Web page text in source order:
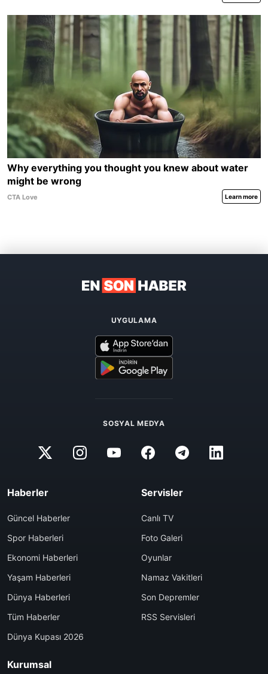
UYGULAMA
SOSYAL MEDYA
Haberler
Güncel Haberler
Spor Haberleri
Ekonomi Haberleri
Yaşam Haberleri
Dünya Haberleri
Tüm Haberler
Dünya Kupası 2026
Servisler
Canlı TV
Foto Galeri
Oyunlar
Namaz Vakitleri
Son Depremler
RSS Servisleri
Kurumsal